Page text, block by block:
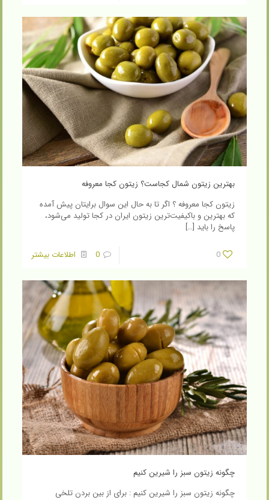
بهترین زیتون شمال کجاست؟ زیتون کجا معروفه
زیتون کجا معروفه ؟ اگر تا به حال این سوال برایتان پیش آمده
که بهترین و باکیفیت‌ترین زیتون ایران در کجا تولید می‌شود،
پاسخ را باید […]
0
0 اطلاعات بیشتر
چگونه زیتون سبز را شیرین کنیم
چگونه زیتون سبز را شیرین کنیم : برای از بین بردن تلخی